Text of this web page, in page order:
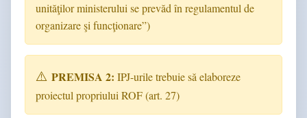
unităţilor ministerului se prevăd în regulamentul de
organizare şi funcţionare”)
PREMISA 2: IPJ-urile trebuie să elaboreze
proiectul propriului ROF (art. 27)